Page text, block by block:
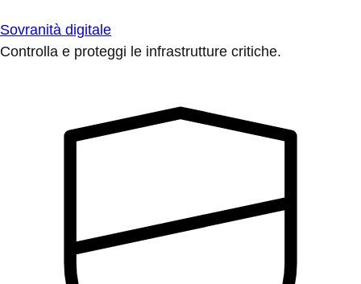
Sovranità digitale
Controlla e proteggi le infrastrutture critiche.